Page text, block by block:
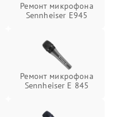
Ремонт микрофона
Sennheiser E945
Ремонт микрофона
Sennheiser E 845